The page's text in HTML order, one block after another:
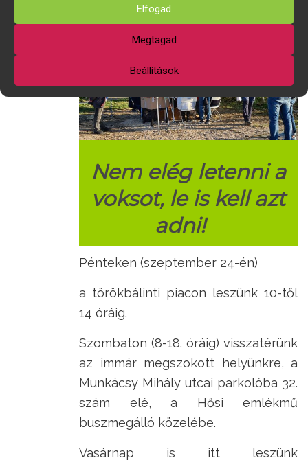
Elfogad
Megtagad
Beállítások
Nem elég letenni a
voksot, le is kell azt
adni!
Pénteken (szeptember 24-én)
a törökbálinti piacon leszünk 10-től
14 óráig.
Szombaton (8-18. óráig) visszatérünk
az immár megszokott helyünkre, a
Munkácsy Mihály utcai parkolóba 32.
szám elé, a Hősi emlékmű
buszmegálló közelébe.
Vasárnap is itt leszünk